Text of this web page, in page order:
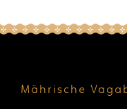
Mährische